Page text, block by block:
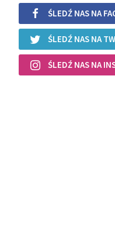
ŚLEDŹ NAS NA
ŚLEDŹ NAS NA
ŚLEDŹ NAS NA